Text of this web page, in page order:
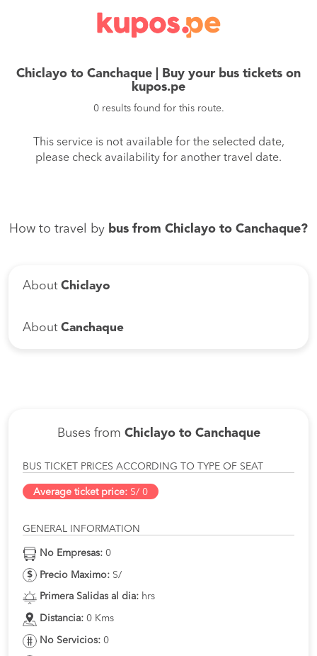
Chiclayo to Canchaque | Buy your bus tickets on
kupos.pe
0 results found for this route.
This service is not available for the selected date,
please check availability for another travel date.
How to travel by bus from Chiclayo to Canchaque?
About Chiclayo
About Canchaque
Buses from Chiclayo to Canchaque
BUS TICKET PRICES ACCORDING TO TYPE OF SEAT
Average ticket price: S/ 0
GENERAL INFORMATION
No Empresas: 0
Precio Maximo: S/
Primera Salidas al dia: hrs
Distancia: 0 Kms
No Servicios: 0